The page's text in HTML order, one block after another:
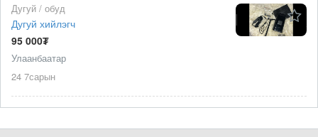
Дугуй / обуд
Дугуй хийлэгч
95 000₮
Улаанбаатар
24 7сарын